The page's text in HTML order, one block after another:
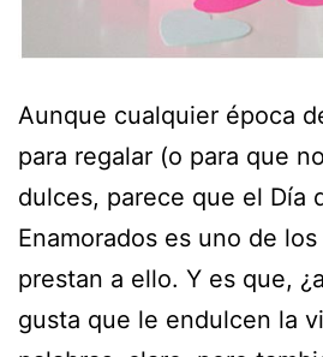
Aunque cualquier época
para regalar (o para que
dulces, parece que el Día
Enamorados es uno de
prestan a ello. Y es que,
gusta que le endulcen la